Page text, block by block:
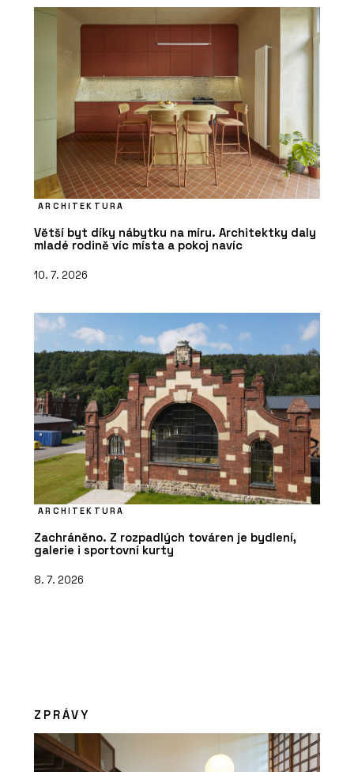
ARCHITEKTURA
Větší byt díky nábytku na míru. Architektky daly
mladé rodině víc místa a pokoj navíc
10. 7. 2026
ARCHITEKTURA
Zachráněno. Z rozpadlých továren je bydlení,
galerie i sportovní kurty
8. 7. 2026
ZPRÁVY